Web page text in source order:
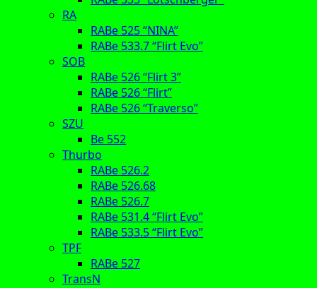
RA
RABe 525 “NINA”
RABe 533.7 “Flirt Evo”
SOB
RABe 526 “Flirt 3”
RABe 526 “Flirt”
RABe 526 “Traverso”
SZU
Be 552
Thurbo
RABe 526.2
RABe 526.68
RABe 526.7
RABe 531.4 “Flirt Evo”
RABe 533.5 “Flirt Evo”
TPF
RABe 527
TransN